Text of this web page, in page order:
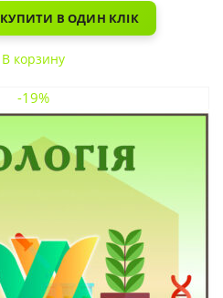
КУПИТИ В ОДИН КЛІК
В корзину
-19%